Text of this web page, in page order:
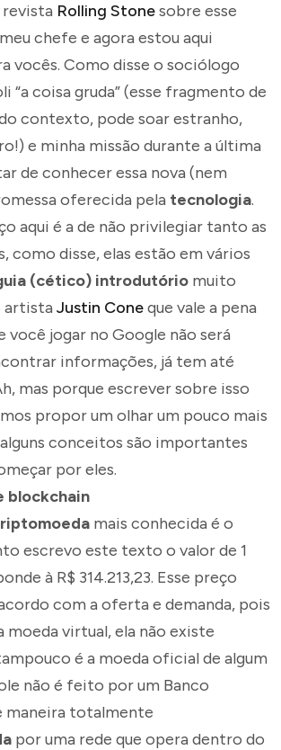
Rolling Stonesobre esse
chefe e agora estou aqui
vocês. Como disse o sociólogo
“a coisa gruda” (esse fragmento de
contexto, pode soar estranho,
e minha missão durante a última
de conhecer essa nova (nem
oferecida pela tecnologia.
aqui é a de não privilegiar tanto as
como disse, elas estão em vários
(cético) introdutório muito
artista Justin Coneque vale a pena
você jogar no Google não será
informações, já tem até
mas porque escrever sobre isso
propor um olhar um pouco mais
conceitos são importantes
por eles.
blockchain
mais conhecida é o
escrevo este texto o valor de 1
à R$ 314.213,23. Esse preço
com a oferta e demanda, pois
moeda virtual, ela não existe
é a moeda oficial de algum
não é feito por um Banco
maneira totalmente
por uma rede que opera dentro do